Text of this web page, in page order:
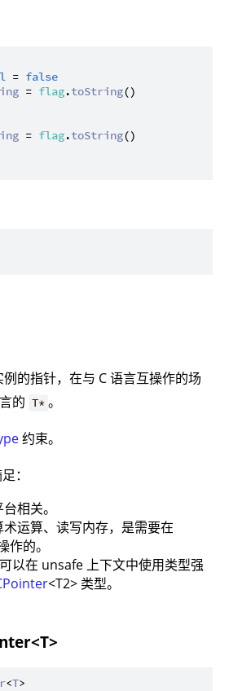
= false
= flag.toString()
= flag.toString()
例的指针，在与 C 语言互操作的场
的 T* 。
约束。
：
相关。
运算、读写内存，是需要在
的。
以在 unsafe 上下文中使用类型强
<T2> 类型。
<T